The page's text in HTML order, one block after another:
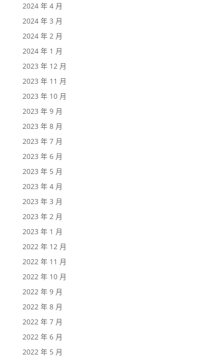
2024 年 4 月
2024 年 3 月
2024 年 2 月
2024 年 1 月
2023 年 12 月
2023 年 11 月
2023 年 10 月
2023 年 9 月
2023 年 8 月
2023 年 7 月
2023 年 6 月
2023 年 5 月
2023 年 4 月
2023 年 3 月
2023 年 2 月
2023 年 1 月
2022 年 12 月
2022 年 11 月
2022 年 10 月
2022 年 9 月
2022 年 8 月
2022 年 7 月
2022 年 6 月
2022 年 5 月